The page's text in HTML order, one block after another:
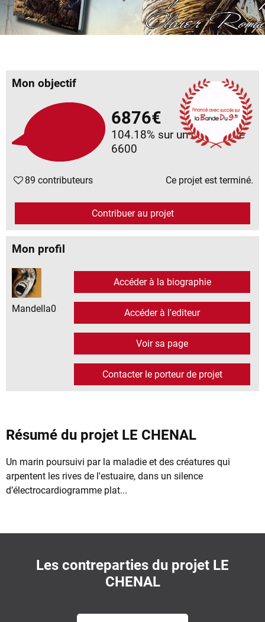
Mon objectif
6876€
104.18% sur un objectif de
6600
89 contributeurs Ce projet est terminé.
Contribuer au projet
Mon profil
Mandella0
Accéder à la biographie
Accéder à l'editeur
Voir sa page
Contacter le porteur de projet
Résumé du projet LE CHENAL
Un marin poursuivi par la maladie et des créatures qui
arpentent les rives de l'estuaire, dans un silence
d’électrocardiogramme plat...
Les contreparties du projet LE
CHENAL